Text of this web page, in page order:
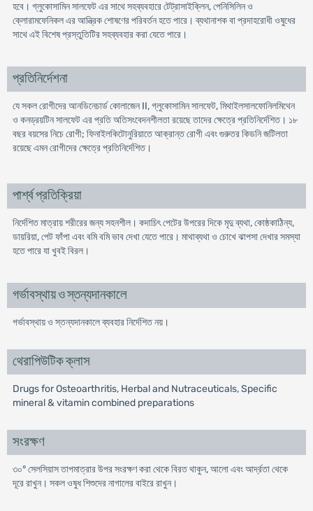
হবে। গ্লুকোসামিন সালফেট এর সাথে সহব্যবহারে টেট্রাসাইক্লিন, পেনিসিলিন ও
ক্লোরামফেনিকল এর আন্ত্রিক শোষণের পরিবর্তন হতে পারে। ব্যথানাশক বা প্রদাহরোধী ওষুধের
সাথে এই বিশেষ প্রস্তুতিটির সহব্যবহার করা যেতে পারে।
প্রতিনির্দেশনা
যে সকল রোগীদের আনডিনেচার্ড কোলাজেন II, গ্লুকোসামিন সালফেট, মিথাইলসালফোনিলমিথেন
ও কনড্রয়টিন সালফেট এর প্রতি অতিসংবেদনশীলতা রয়েছে তাদের ক্ষেত্রে প্রতিনির্দেশিত। ১৮
বছর বয়সের নিচে রোগী; ফিনাইলকিটোনুরিয়াতে আক্রান্ত রোগী এবং গুরুতর কিডনি জটিলতা
রয়েছে এমন রোগীদের ক্ষেত্রে প্রতিনির্দেশিত।
পার্শ্ব প্রতিক্রিয়া
নির্দেশিত মাত্রায় শরীরের জন্য সহনশীল। কদাচিৎ পেটের উপরের দিকে মৃদু ব্যথা, কোষ্ঠকাঠিন্য,
ডায়রিয়া, পেট ফাঁপা এবং বমি বমি ভাব দেখা যেতে পারে। মাথাব্যথা ও চোখে ঝাপসা দেখার সমস্যা
হতে পারে যা খুবই বিরল।
গর্ভাবস্থায় ও স্তন্যদানকালে
গর্ভাবস্থায় ও স্তন্যদানকালে ব্যবহার নির্দেশিত নয়।
থেরাপিউটিক ক্লাস
Drugs for Osteoarthritis, Herbal and Nutraceuticals, Specific
mineral & vitamin combined preparations
সংরক্ষণ
৩০° সেলসিয়াস তাপমাত্রার উপর সংরক্ষণ করা থেকে বিরত থাকুন, আলো এবং আর্দ্রতা থেকে
দূরে রাখুন। সকল ওষুধ শিশুদের নাগালের বাইরে রাখুন।